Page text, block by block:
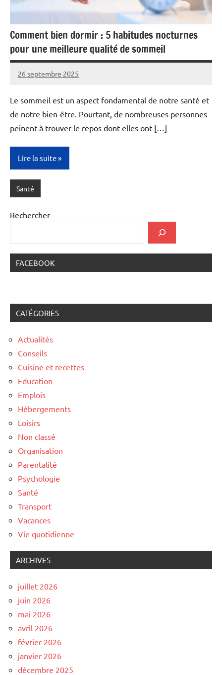
Comment bien dormir : 5 habitudes nocturnes
pour une meilleure qualité de sommeil
26 septembre 2025
admin6
Le sommeil est un aspect fondamental de notre santé et
de notre bien-être. Pourtant, de nombreuses personnes
peinent à trouver le repos dont elles ont […]
Lire la suite
Santé
Rechercher
FACEBOOK
CATÉGORIES
Actualités
Conseils
Cuisine et recettes
Education
Emplois
Hébergements
Loisirs
Non classé
Organisation
Parentalité
Psychologie
Santé
Transport
Vacances
Vie quotidienne
ARCHIVES
juillet 2026
juin 2026
mai 2026
avril 2026
février 2026
janvier 2026
décembre 2025